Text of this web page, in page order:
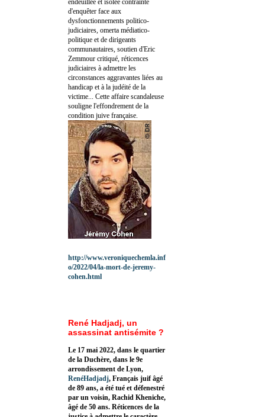
d'enquêter face aux
dysfonctionnements politico-
judiciaires, omerta médiatico-
politique et de dirigeants
communautaires, soutien d'Eric
Zemmour critiqué, réticences
judiciaires à admettre les
circonstances aggravantes liées au
handicap et à la judéité de la
victime... Cette affaire scandaleuse
souligne l'effondrement de la
condition juive française.
http://www.veroniquechemla.inf
o/2022/04/la-mort-de-jeremy-
cohen.html
René Hadjadj, un
assassinat antisémite ?
Le 17 mai 2022, dans le quartier
de la Duchère, dans le 9e
arrondissement de Lyon,
RenéHadjadj, Français juif âgé
de 89 ans, a été tué et défenestré
par un voisin, Rachid Kheniche,
âgé de 50 ans. Réticences de la